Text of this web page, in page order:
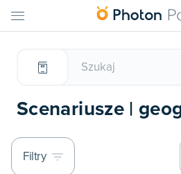
Scenariusze |
Filtry